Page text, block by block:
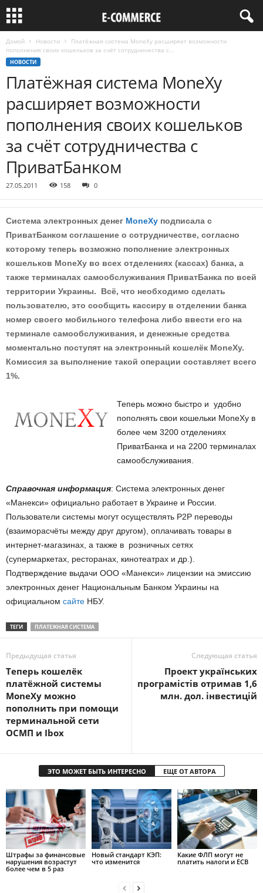
Домой Новости
Платёжная система MoneXy расширяет возможности
пополнения своих кошельков за счёт сотрудничества с...
НОВОСТИ
Платёжная система MoneXy
расширяет возможности
пополнения своих кошельков
за счёт сотрудничества с
ПриватБанком
27.05.2011 158 0
Система электронных денег MoneXy подписала с
ПриватБанком соглашение о сотрудничестве, согласно
которому теперь возможно пополнение электронных
кошельков MoneXy во всех отделениях (кассах) банка, а
также терминалах самообслуживания ПриватБанка по всей
территории Украины. Всё, что необходимо сделать
пользователю, это сообщить кассиру в отделении банка
номер своего мобильного телефона либо ввести его на
терминале самообслуживания, и денежные средства
моментально поступят на электронный кошелёк MoneXy.
Комиссия за выполнение такой операции составляет всего
1%.
Теперь можно быстро и удобно
пополнять свои кошельки MoneXy в
более чем 3200 отделениях
ПриватБанка и на 2200 терминалах
самообслуживания.
Справочная информация: Система электронных денег
«Манекси» официально работает в Украине и России.
Пользователи системы могут осуществлять Р2Р переводы
(взаиморасчёты между друг другом), оплачивать товары в
интернет-магазинах, а также в розничных сетях
(супермаркетах, ресторанах, кинотеатрах и др.).
Подтверждение выдачи ООО «Манекси» лицензии на эмиссию
электронных денег Национальным Банком Украины на
официальном сайте НБУ.
ТЕГИ ПЛАТЕЖНАЯ СИСТЕМА
Предыдущая статья
Теперь кошелёк
платёжной системы
MoneXy можно
пополнить при помощи
терминальной сети
ОСМП и Ibox
Следующая статья
Проект українських
програмістів отримав 1,6
млн. дол. інвестицій
ЭТО МОЖЕТ БЫТЬ ИНТЕРЕСНО ЕЩЕ ОТ АВТОРА
Штрафы за финансовые
нарушения возрастут
более чем в 5 раз
Новый стандарт КЭП:
что изменится
Какие ФЛП могут не
платить налоги и ЕСВ